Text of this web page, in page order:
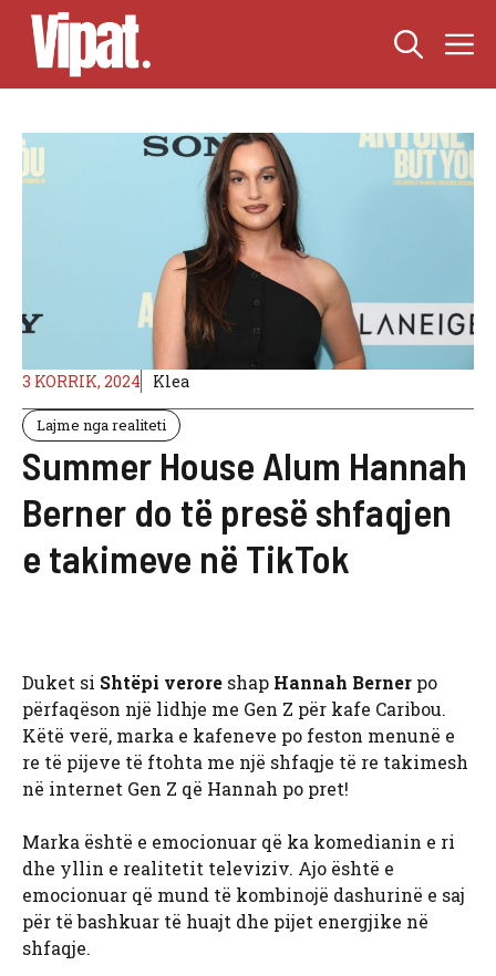
Skip
content
3 KORRIK, 2024 Klea
Lajme nga realiteti
Summer House Alum Hannah
Berner do të presë shfaqjen
e takimeve në TikTok
Duket si Shtëpi verore shap Hannah Berner po
përfaqëson një lidhje me Gen Z për kafe Caribou.
Këtë verë, marka e kafeneve po feston menunë e
re të pijeve të ftohta me një shfaqje të re takimesh
në internet Gen Z që Hannah po pret!
Marka është e emocionuar që ka komedianin e ri
dhe yllin e realitetit televiziv. Ajo është e
emocionuar që mund të kombinojë dashurinë e saj
për të bashkuar të huajt dhe pijet energjike në
shfaqje.